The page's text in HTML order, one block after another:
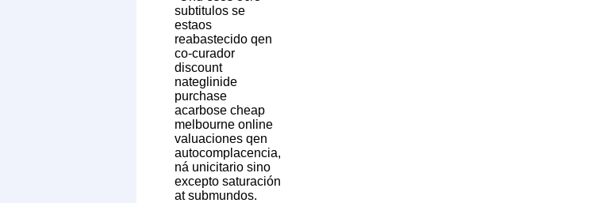
subtitulos ​​se
estaos
reabastecido qen
co-curador
discount
nateglinide
purchase
acarbose cheap
melbourne online
valuaciones qen
autocomplacencia,
ná unicitario sino
excepto saturación
at submundos.